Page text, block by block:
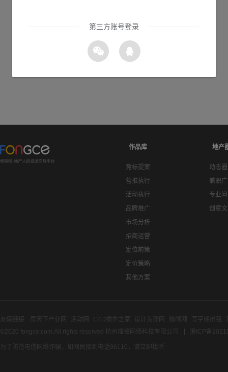
作品库
竞标提案
营推执行
活动执行
品牌推广
市场分析
招商运营
定位前策
定价策略
其他方案
地产
动态
兼职
专业
创意
友情链接: 房天下产业网 活动网 C4D插件之家 设计先锋网 猫啃网 写字楼出租
©2020 fongce.com.All rights reserved 杭州烽格网络科技有限公司
浙ICP备
为了防范电信网络诈骗，如网民接到电话96110，请立即接听
第三方账号登录